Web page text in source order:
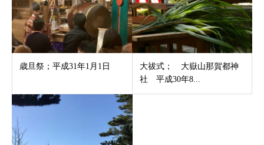
歳旦祭；平成31年1月1日
大祓式； 大嶽山那賀都神
社 平成30年8...